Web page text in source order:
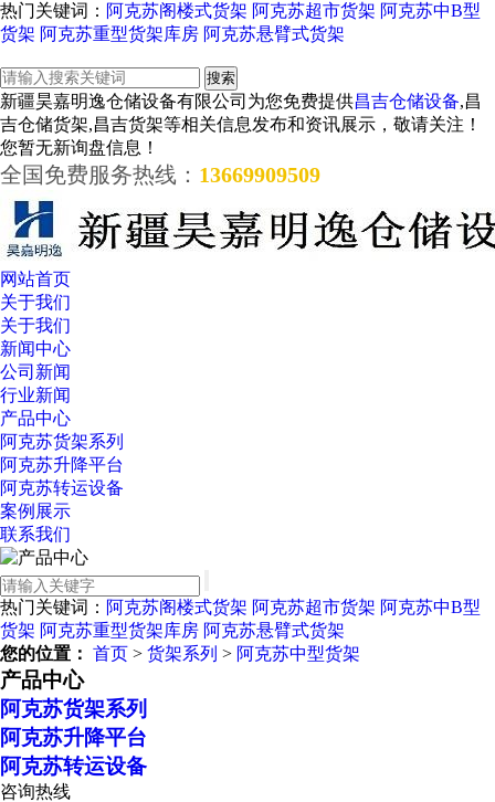
热门关键词： 阿克苏阁楼式货架 阿克苏超市货架 阿克苏中B型
货架 阿克苏重型货架库房 阿克苏悬臂式货架
新疆昊嘉明逸仓储设备有限公司为您免费提供昌吉仓储设备,昌
吉仓储货架,昌吉货架等相关信息发布和资讯展示，敬请关注！
您暂无新询盘信息！
全国免费服务热线： 13669909509
网站首页
关于我们
关于我们
新闻中心
公司新闻
行业新闻
产品中心
阿克苏货架系列
阿克苏升降平台
阿克苏转运设备
案例展示
联系我们
热门关键词： 阿克苏阁楼式货架 阿克苏超市货架 阿克苏中B型
货架 阿克苏重型货架库房 阿克苏悬臂式货架
您的位置： 首页 > 货架系列 > 阿克苏中型货架
产品中心
阿克苏货架系列
阿克苏升降平台
阿克苏转运设备
咨询热线